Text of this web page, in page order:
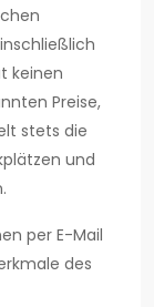
keinen
Preise,
stets die
und
per E-Mail
des